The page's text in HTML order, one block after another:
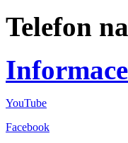
Telefon
YouTube
Facebook